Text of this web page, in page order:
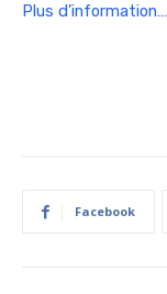
Plus d’information…
Facebook